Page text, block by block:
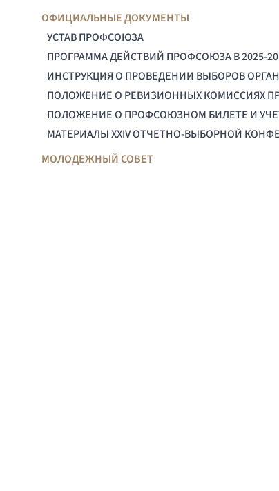
ОФИЦИАЛЬНЫЕ ДОКУМЕНТЫ
УСТАВ ПРОФСОЮЗА
ПРОГРАММА ДЕЙСТВИЙ ПРОФСОЮЗА В 2025-
ИНСТРУКЦИЯ О ПРОВЕДЕНИИ ВЫБОРОВ
ПОЛОЖЕНИЕ О РЕВИЗИОННЫХ КОМИССИЯХ
ПОЛОЖЕНИЕ О ПРОФСОЮЗНОМ БИЛЕТЕ И
МАТЕРИАЛЫ XXIV ОТЧЕТНО-ВЫБОРНОЙ
МОЛОДЕЖНЫЙ СОВЕТ